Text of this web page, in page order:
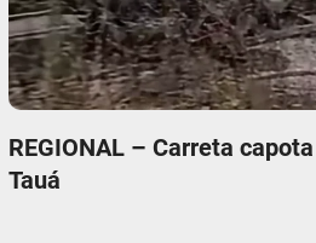
REGIONAL – Carreta
Tauá